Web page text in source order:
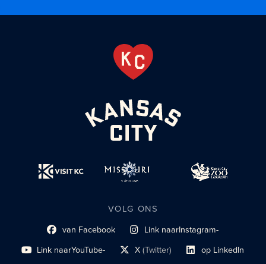
VOLG ONS
Link naar sociaal profiel
van Facebook Link naarInstagram-
sociaal profiel
Link naarYouTube-
sociaal profiel X(Twitter)
sociaal profiellink Link naar sociaal
op LinkedIn